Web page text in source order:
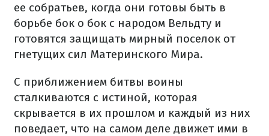
ее собратьев, когда они готовы быть в
борьбе бок о бок с народом Вельдту и
готовятся защищать мирный поселок от
гнетущих сил Материнского Мира.
С приближением битвы воины
сталкиваются с истиной, которая
скрывается в их прошлом и каждый из них
поведает, что на самом деле движет ими в